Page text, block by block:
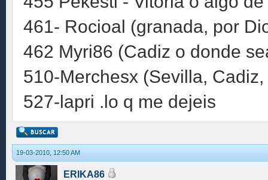
461- Rocioal (granada, por
462 Myri86 (Cadiz o donde
510-Merchesx (Sevilla,
527-lapri .lo q me dejeis
19-03-2010, 12:50 AM
ERIKA86